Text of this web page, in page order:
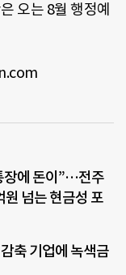
오는 8월 행정예
장에 돈이”…전주
넘는 현금성 포
축 기업에 녹색금